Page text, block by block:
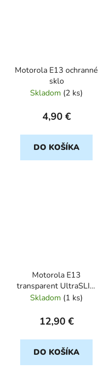
Motorola E13 ochranné
sklo
Skladom (2 ks)
4,90 €
DO KOŠÍKA
Motorola E13
transparent UltraSLIM
0,5mm
Skladom (1 ks)
12,90 €
DO KOŠÍKA